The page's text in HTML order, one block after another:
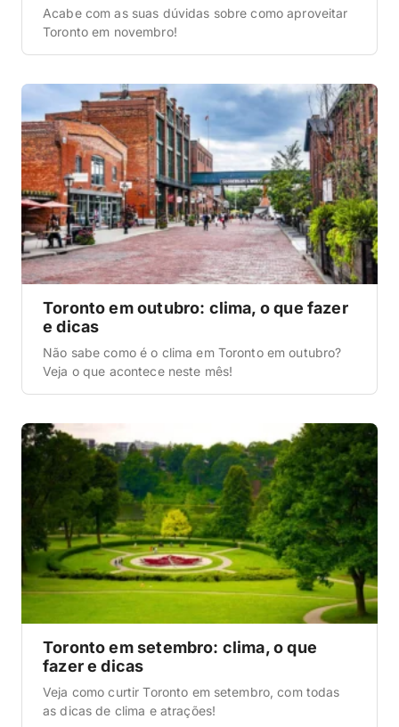
Acabe com as suas dúvidas sobre como aproveitar
Toronto em novembro!
Toronto em outubro: clima, o que fazer
e dicas
Não sabe como é o clima em Toronto em outubro?
Veja o que acontece neste mês!
Toronto em setembro: clima, o que
fazer e dicas
Veja como curtir Toronto em setembro, com todas
as dicas de clima e atrações!